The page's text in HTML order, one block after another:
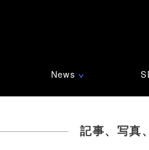
News ∨
記事、写真